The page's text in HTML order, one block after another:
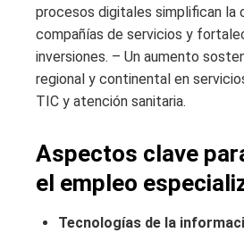
procesos digitales simplifican la
compañías de servicios y
inversiones. – Un aumento
regional y continental en
TIC y atención sanitaria.
Aspectos clave
el empleo
Tecnologías de la